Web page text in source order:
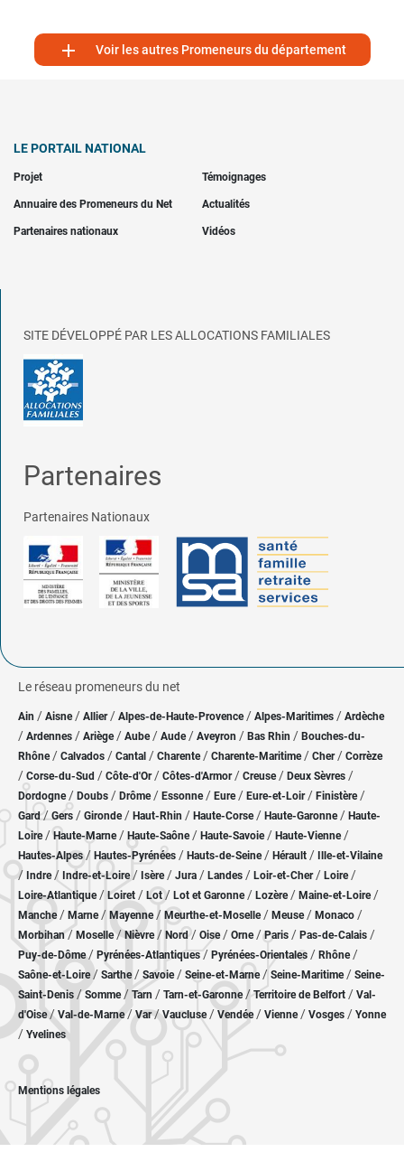
 Voir les autres Promeneurs du département
LE PORTAIL NATIONAL
Projet Témoignages
Annuaire des Promeneurs du Net Actualités
Partenaires nationaux Vidéos
SITE DÉVELOPPÉ PAR LES ALLOCATIONS FAMILIALES
Partenaires
Partenaires Nationaux
Le réseau promeneurs du net
Ain / Aisne/ Allier/ Alpes-de-Haute-Provence / Alpes-Maritimes / Ardèche
/ Ardennes / Ariège/ Aube/ Aude / Aveyron / Bas Rhin / Bouches-du-
Rhône/ Calvados / Cantal / Charente / Charente-Maritime/ Cher / Corrèze
/ Corse-du-Sud / Côte-d'Or / Côtes-d'Armor/ Creuse/ Deux Sèvres /
Dordogne/ Doubs / Drôme/ Essonne / Eure/ Eure-et-Loir / Finistère/
Gard/Gers / Gironde/ Haut-Rhin / Haute-Corse/ Haute-Garonne/ Haute-
Loire/Haute-Marne/ Haute-Saône/ Haute-Savoie/ Haute-Vienne/
Hautes-Alpes/ Hautes-Pyrénées / Hauts-de-Seine/ Hérault / Ille-et-Vilaine
/ Indre/ Indre-et-Loire/ Isère/ Jura / Landes / Loir-et-Cher/ Loire/
Loire-Atlantique/ Loiret / Lot/ Lot et Garonne/ Lozère / Maine-et-Loire/
Manche/ Marne/ Mayenne/ Meurthe-et-Moselle/ Meuse/ Monaco /
Morbihan/ Moselle/ Nièvre / Nord/ Oise / Orne/Paris / Pas-de-Calais /
Puy-de-Dôme/ Pyrénées-Atlantiques / Pyrénées-Orientales / Rhône/
Saône-et-Loire/ Sarthe/ Savoie/ Seine-et-Marne/ Seine-Maritime/ Seine-
Saint-Denis /Somme/ Tarn / Tarn-et-Garonne/Territoire de Belfort / Val-
d'Oise/ Val-de-Marne/Var/Vaucluse/ Vendée/ Vienne/ Vosges / Yonne
/ Yvelines
Mentions légales